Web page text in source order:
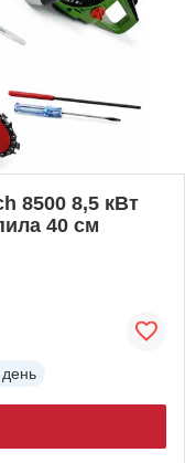
8500 8,5 кВт
40 см